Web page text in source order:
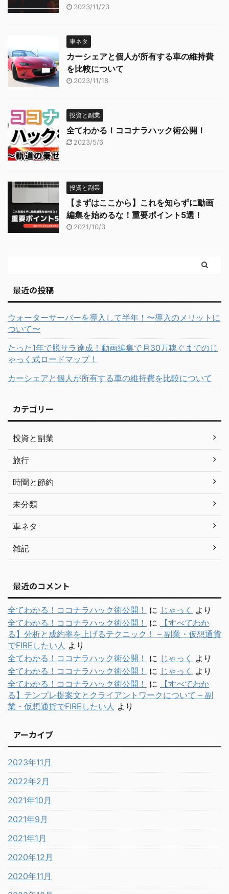
2023/11/23
車ネタ
カーシェアと個人が所有する車の維持費
を比較について
2023/11/18
投資と副業
全てわかる！ココナラハック術公開！
2023/5/6
投資と副業
【まずはここから】これを知らずに動画
編集を始めるな！重要ポイント5選！
2021/10/3
最近の投稿
ウォーターサーバーを導入して半年！〜導入のメリットに
ついて〜
たった1年で脱サラ達成！動画編集で月30万稼ぐまでのじ
ゃっく式ロードマップ！
カーシェアと個人が所有する車の維持費を比較について
カテゴリー
投資と副業
旅行
時間と節約
未分類
車ネタ
雑記
最近のコメント
全てわかる！ココナラハック術公開！ に じゃっく
より
全てわかる！ココナラハック術公開！
に
【すべてわか
る】分析と成約率を上げるテクニック！ – 副業・仮想通貨
でFIREしたい人 より
全てわかる！ココナラハック術公開！
に じゃっく
より
全てわかる！ココナラハック術公開！
に じゃっく
より
全てわかる！ココナラハック術公開！
に
【すべてわか
る】テンプレ提案文とクライアントワークについて – 副
業・仮想通貨でFIREしたい人 より
アーカイブ
2023年11月
2022年2月
2021年10月
2021年9月
2021年1月
2020年12月
2020年11月